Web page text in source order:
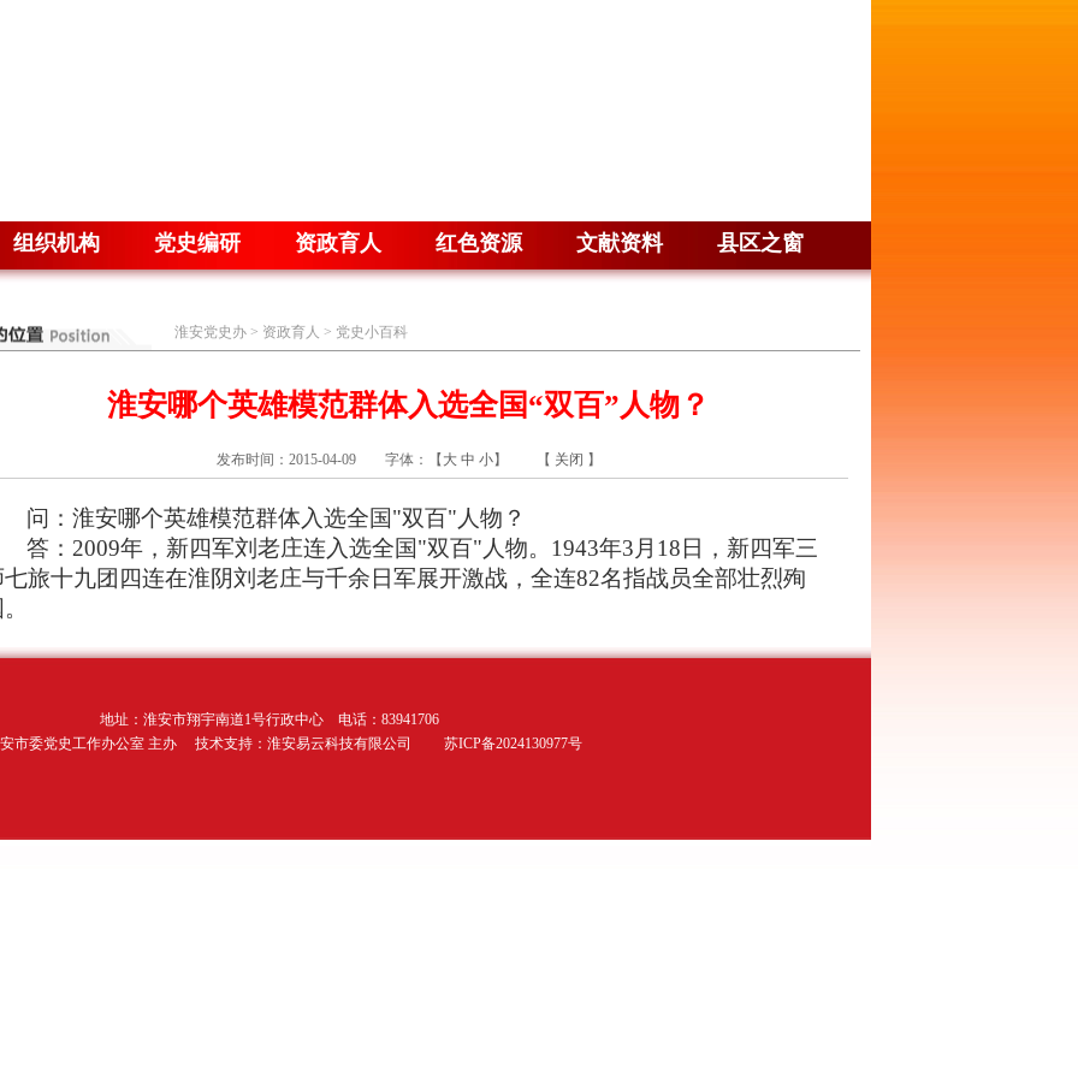
组织机构 党史编研 资政育人 红色资源 文献资料 县区之窗
淮安党史办 > 资政育人 > 党史小百科
淮安哪个英雄模范群体入选全国“双百”人物？
发布时间：2015-04-09 字体：【 大 中 小】 【 关闭 】
问：淮安哪个英雄模范群体入选全国"双百"人物？
答： 2009年，新四军刘老庄连入选全国"双百"人物。 1943年3 月 18 日 ，新四军三
旅十九团四连在淮阴刘老庄与千余日军展开激战，全连82名指战员全部壮烈殉
地址：淮安市翔宇南道1号行政中心 电话：83941706
市委党史工作办公室 主办 技术支持：淮安易云科技有限公司 苏ICP备2024130977号